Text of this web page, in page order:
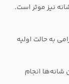
نیز موثر است.
به حالت اولیه
شانه‌ها انجام